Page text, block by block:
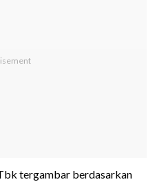
tergambar berdasarkan